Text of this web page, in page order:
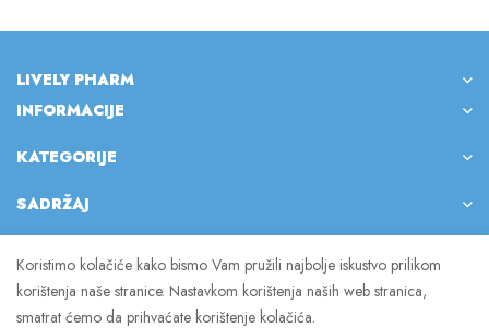
LIVELY PHARM
INFORMACIJE
KATEGORIJE
SADRŽAJ
© 2023 Lively Pharm. Sva prava pridržana.
Koristimo kolačiće kako bismo Vam pružili najbolje iskustvo prilikom
korištenja naše stranice. Nastavkom korištenja naših web stranica,
smatrat ćemo da prihvaćate korištenje kolačića.